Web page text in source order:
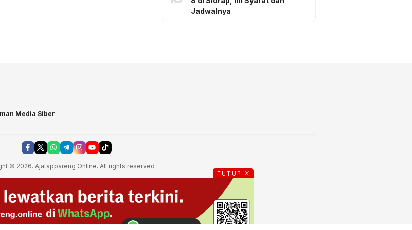
Jadwalnya
Media Siber
© 2026. Ajatappareng Online. All rights reserved
TUTUP